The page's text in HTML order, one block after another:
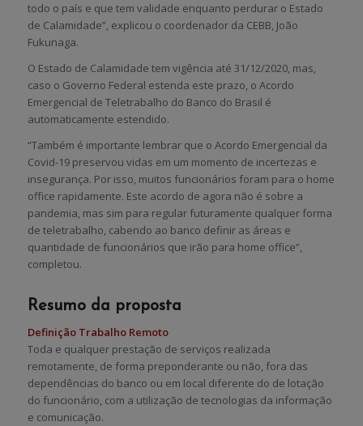
todo o país e que tem validade enquanto perdurar o Estado
de Calamidade”, explicou o coordenador da CEBB, João
Fukunaga.
O Estado de Calamidade tem vigência até 31/12/2020, mas,
caso o Governo Federal estenda este prazo, o Acordo
Emergencial de Teletrabalho do Banco do Brasil é
automaticamente estendido.
“Também é importante lembrar que o Acordo Emergencial da
Covid-19 preservou vidas em um momento de incertezas e
insegurança. Por isso, muitos funcionários foram para o home
office rapidamente. Este acordo de agora não é sobre a
pandemia, mas sim para regular futuramente qualquer forma
de teletrabalho, cabendo ao banco definir as áreas e
quantidade de funcionários que irão para home office”,
completou.
Resumo da proposta
Definição Trabalho Remoto
Toda e qualquer prestação de serviços realizada
remotamente, de forma preponderante ou não, fora das
dependências do banco ou em local diferente do de lotação
do funcionário, com a utilização de tecnologias da informação
e comunicação.